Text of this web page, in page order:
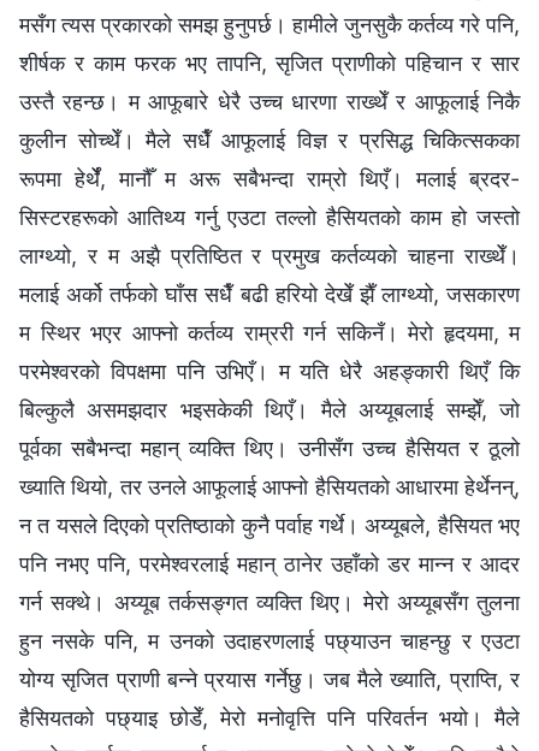
मसँग त्यस प्रकारको समझ हुनुपर्छ। हामीले जुनसुकै कर्तव्य गरे पनि,
शीर्षक र काम फरक भए तापनि, सृजित प्राणीको पहिचान र सार
उस्तै रहन्छ। म आफूबारे धेरै उच्च धारणा राख्थेँ र आफूलाई निकै
कुलीन सोच्थेँ। मैले सधैँ आफूलाई विज्ञ र प्रसिद्ध चिकित्सकका
रूपमा हेर्थेँ, मानौँ म अरू सबैभन्दा राम्रो थिएँ। मलाई ब्रदर-
सिस्टरहरूको आतिथ्य गर्नु एउटा तल्लो हैसियतको काम हो जस्तो
लाग्थ्यो, र म अझै प्रतिष्ठित र प्रमुख कर्तव्यको चाहना राख्थेँ।
मलाई अर्को तर्फको घाँस सधैँ बढी हरियो देखेँ झैँ लाग्थ्यो, जसकारण
म स्थिर भएर आफ्नो कर्तव्य राम्ररी गर्न सकिनँ। मेरो हृदयमा, म
परमेश्‍वरको विपक्षमा पनि उभिएँ। म यति धेरै अहङ्कारी थिएँ कि
बिल्कुलै असमझदार भइसकेकी थिएँ। मैले अय्यूबलाई सम्झेँ, जो
पूर्वका सबैभन्दा महान् व्यक्ति थिए। उनीसँग उच्च हैसियत र ठूलो
ख्याति थियो, तर उनले आफूलाई आफ्नो हैसियतको आधारमा हेर्थेनन्,
न त यसले दिएको प्रतिष्ठाको कुनै पर्वाह गर्थे। अय्यूबले, हैसियत भए
पनि नभए पनि, परमेश्‍वरलाई महान् ठानेर उहाँको डर मान्न र आदर
गर्न सक्थे। अय्यूब तर्कसङ्गत व्यक्ति थिए। मेरो अय्यूबसँग तुलना
हुन नसके पनि, म उनको उदाहरणलाई पछ्याउन चाहन्छु र एउटा
योग्य सृजित प्राणी बन्ने प्रयास गर्नेछु। जब मैले ख्याति, प्राप्ति, र
हैसियतको पछ्याइ छोडेँ, मेरो मनोवृत्ति पनि परिवर्तन भयो। मैले